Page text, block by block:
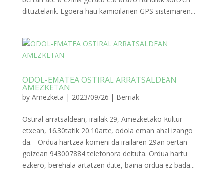
dituztelarik. Egoera hau kamioilarien GPS sistemaren...
ODOL-EMATEA OSTIRAL ARRATSALDEAN
AMEZKETAN
by Amezketa | 2023/09/26 | Berriak
Ostiral arratsaldean, irailak 29, Amezketako Kultur
etxean, 16.30tatik 20.10arte, odola eman ahal izango
da. Ordua hartzea komeni da irailaren 29an bertan
goizean 943007884 telefonora deituta. Ordua hartu
ezkero, berehala artatzen dute, baina ordua ez bada...